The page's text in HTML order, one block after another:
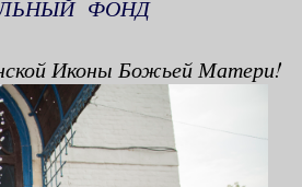
ФОНД
Иконы Божьей Матери!